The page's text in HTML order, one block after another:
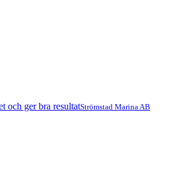
Strömstad Marina AB